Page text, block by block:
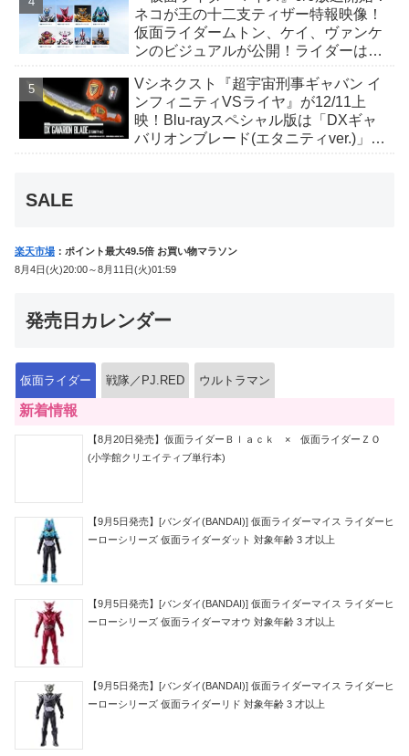
ネコが王の十二支ティザー特報映像！
仮面ライダームトン、ケイ、ヴァンケ
ンのビジュアルが公開！ライダーは子
Vシネクスト『超宇宙刑事ギャバン イ
ンフィニティVSライヤ』が12/11上
映！Blu-rayスペシャル版は「DXギャ
バリオンブレード(エタニティver.)」
SALE
楽天市場 ：ポイント最大49.5倍 お買い物マラソン
8月4日(火)20:00～8月11日(火)01:59
発売日カレンダー
仮面ライダー 戦隊／PJ.RED ウルトラマン
新着情報
【8月20日発売】仮面ライダーＢｌａｃｋ × 仮面ライダーＺＯ
(小学館クリエイティブ単行本)
【9月5日発売】[バンダイ(BANDAI)] 仮面ライダーマイス ライダーヒ
ーローシリーズ 仮面ライダーダット 対象年齢 3 才以上
【9月5日発売】[バンダイ(BANDAI)] 仮面ライダーマイス ライダーヒ
ーローシリーズ 仮面ライダーマオウ 対象年齢 3 才以上
【9月5日発売】[バンダイ(BANDAI)] 仮面ライダーマイス ライダーヒ
ーローシリーズ 仮面ライダーリド 対象年齢 3 才以上